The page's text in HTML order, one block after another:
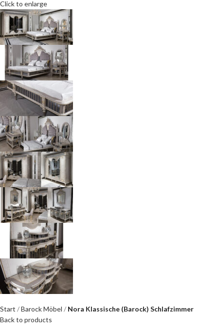
Click to enlarge
Start Barock Möbel
Nora Klassische (Barock) Schlafzimmer
Back to products